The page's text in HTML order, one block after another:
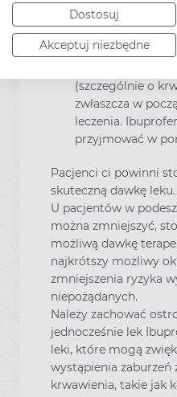
Dostosuj
Akceptuj niezbędne
pokarmowego,
65 lat, powinien
wszelkich
(szczególnie o
zwłaszcza w
leczenia.
przyjmować w
Pacjenci ci powinni
skuteczną dawkę leku.
U pacjentów w
można zmniejszyć,
możliwą dawkę
najkrótszy możliwy
zmniejszenia ryzyka
niepożądanych.
Należy zachować
jednocześnie lek
leki, które mogą
wystąpienia zaburzeń
krwawienia, takie jak